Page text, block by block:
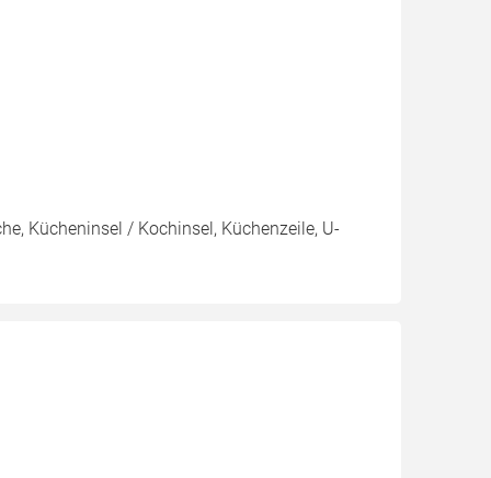
Kücheninsel / Kochinsel, Küchenzeile, U-